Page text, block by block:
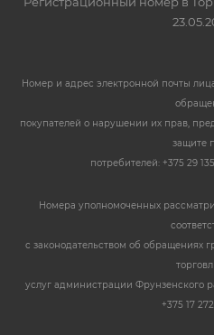
Номер и адрес электронной почты
покупателей о нарушении их прав,
защите
потребителей: +375 29
Номера уполномоченных
с законодательством об обращениях
услуг администрации Фрунзенского
+375 17